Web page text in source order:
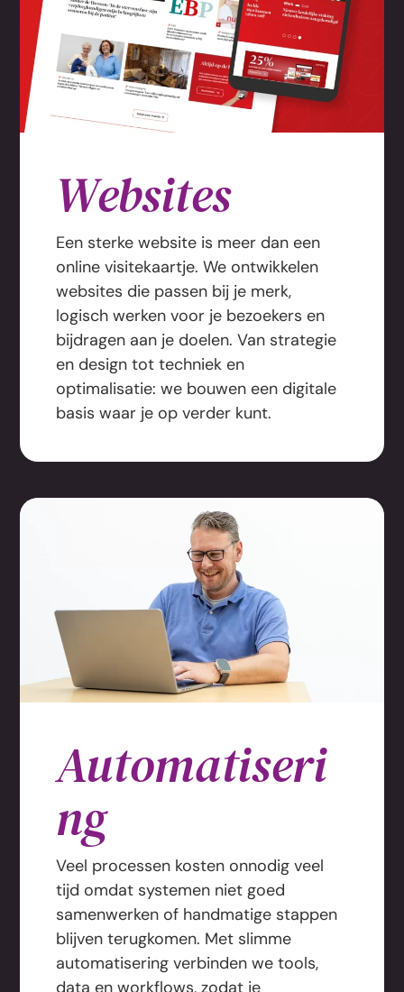
Websites
Een sterke website is meer dan een
online visitekaartje. We ontwikkelen
websites die passen bij je merk,
logisch werken voor je bezoekers en
bijdragen aan je doelen. Van strategie
en design tot techniek en
optimalisatie: we bouwen een digitale
basis waar je op verder kunt.
Automatiseri
ng
Veel processen kosten onnodig veel
tijd omdat systemen niet goed
samenwerken of handmatige stappen
blijven terugkomen. Met slimme
automatisering verbinden we tools,
data en workflows, zodat je